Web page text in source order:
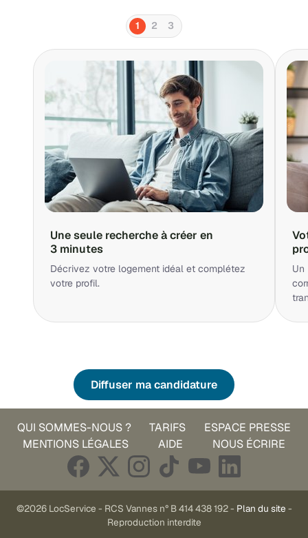
1 2 3
Une seule recherche à créer en
3 minutes
Décrivez votre logement idéal et complétez
votre profil.
Un
Diffuser ma candidature
QUI SOMMES-NOUS ? TARIFS
ESPACE PRESSE
MENTIONS LÉGALES
AIDE NOUS ÉCRIRE
©2026 LocService - RCS Vannes n° B 414 438 192 - Plan du site -
Reproduction interdite